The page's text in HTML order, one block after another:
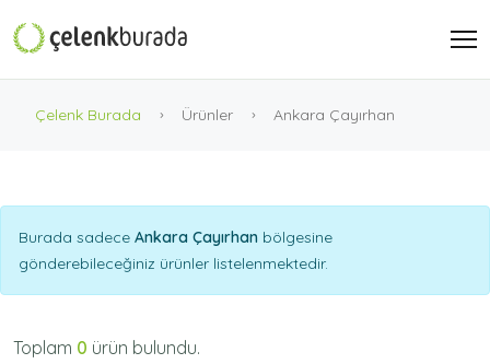
Çelenk Burada Ürünler Ankara Çayırhan
Burada sadece Ankara Çayırhan bölgesine
gönderebileceğiniz ürünler listelenmektedir.
Toplam 0 ürün bulundu.